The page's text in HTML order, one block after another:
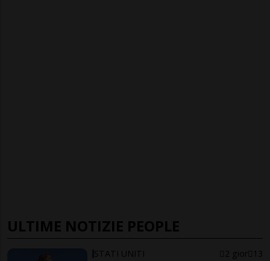
ULTIME NOTIZIE PEOPLE
STATI UNITI 2 gior 13